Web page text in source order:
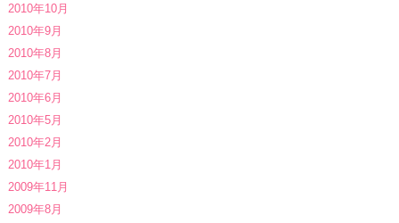
2010年10月
2010年9月
2010年8月
2010年7月
2010年6月
2010年5月
2010年2月
2010年1月
2009年11月
2009年8月